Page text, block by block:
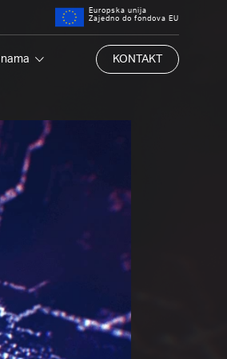
Europska unija
Zajedno do fondova EU
KONTAKT